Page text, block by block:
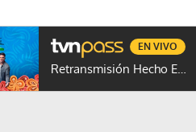
PROGRAMAS GENTE TVN
Retransmisión Hecho En Panamá
EN VIVO